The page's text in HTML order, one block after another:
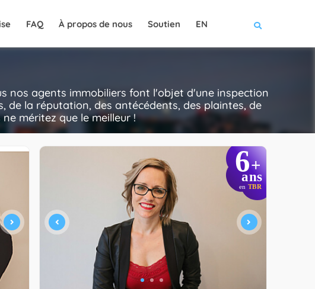
FAQ À propos de nous Soutien EN
nos agents immobiliers font l'objet d'une inspection
de la réputation, des antécédents, des plaintes, de
méritez que le meilleur !
6+
ans
en TBR